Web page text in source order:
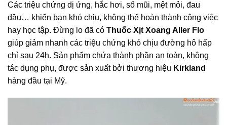
Các triệu chứng dị ứng, hắc hơi, sổ mũi, mệt mỏi, đau
đầu… khiến bạn khó chịu, không thể hoàn thành công việc
hay học tập. Đừng lo đã có Thuốc Xịt Xoang Aller Flo
giúp giảm nhanh các triệu chứng khó chịu đường hô hấp
chỉ sau 24h. Sản phẩm chứa thành phần an toàn, không
tác dụng phụ, được sản xuất bởi thương hiệu Kirkland
hàng đầu tại Mỹ.